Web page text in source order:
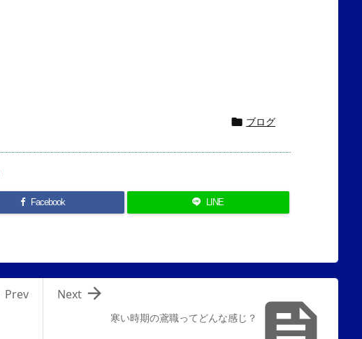
 ブログ
Facebook LINE
寒い時期の鳶職ってどんな感じ？

Next
Prev